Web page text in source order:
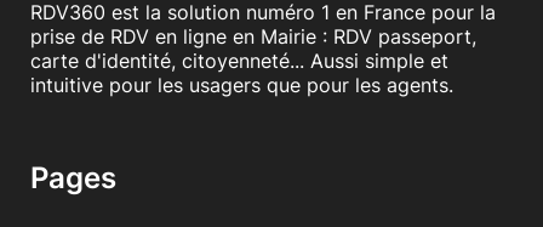
RDV360 est la solution numéro 1 en France pour la
prise de RDV en ligne en Mairie : RDV passeport,
carte d'identité, citoyenneté... Aussi simple et
intuitive pour les usagers que pour les agents.
Pages